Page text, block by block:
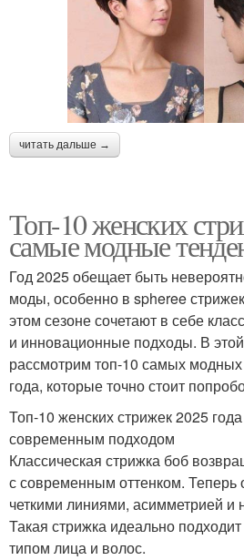
читать дальше →
Топ-10 женских
самые модные
Год 2025 обещает быть
моды, особенно в spheree
этом сезоне сочетают в себе
и инновационные подходы. В
рассмотрим топ-10 самых
года, которые точно стоит
Топ-10 женских стрижек 2025
современным подходом
Классическая стрижка боб
с современным оттенком. Теперь
четкими линиями, асимметрией
Такая стрижка идеально
типом лица и волос.